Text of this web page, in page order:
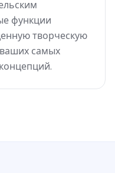
функции
творческую
самых